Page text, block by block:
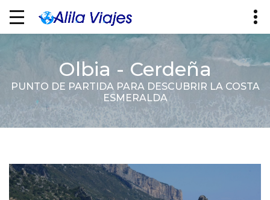
Olbia - Cerdeña
PUNTO DE PARTIDA PARA DESCUBRIR LA COSTA
ESMERALDA